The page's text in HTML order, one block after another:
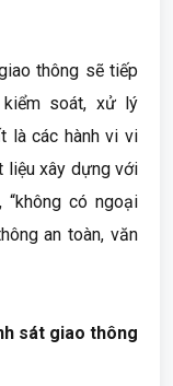
thông sẽ tiếp
soát, xử lý
là các hành vi vi
liệu xây dựng với
“không có ngoại
an toàn, văn
sát giao thông